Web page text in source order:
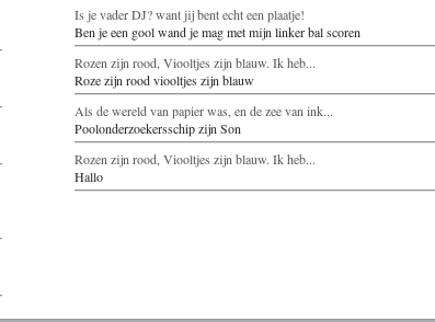
Is je vader DJ? want jij bent echt een plaatje!
Ben je een gool wand je mag met mijn linker bal scoren
Rozen zijn rood, Viooltjes zijn blauw. Ik heb...
Roze zijn rood viooltjes zijn blauw
Als de wereld van papier was, en de zee van ink...
Poolonderzoekersschip zijn Son
Rozen zijn rood, Viooltjes zijn blauw. Ik heb...
Hallo